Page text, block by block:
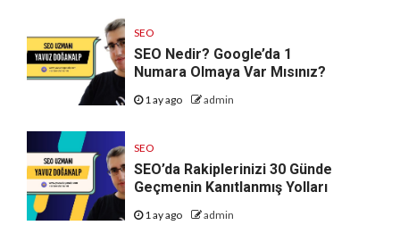
SEO
SEO Nedir? Google’da 1
Numara Olmaya Var Mısınız?
1 ay ago admin
SEO
SEO’da Rakiplerinizi 30 Günde
Geçmenin Kanıtlanmış Yolları
1 ay ago admin